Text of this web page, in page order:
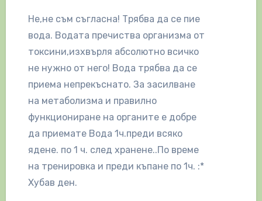
Не,не съм съгласна! Трябва да се пие
вода. Водата пречиства организма от
токсини,изхвърля абсолютно всичко
не нужно от него! Вода трябва да се
приема непрекъснато. За засилване
на метаболизма и правилно
функциониране на органите е добре
да приемате Вода 1ч.преди всяко
ядене. по 1 ч. след хранене..По време
на тренировка и преди къпане по 1ч. :*
Хубав ден.